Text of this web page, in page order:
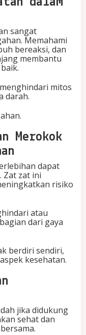
sangat
Memahami
bereaksi, dan
membantu
mitos
darah.
Merokok
dapat
Zat zat ini
risiko
atau
dari gaya
berdiri sendiri,
kesehatan.
jika didukung
sehat dan